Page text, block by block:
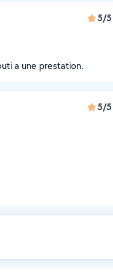
5/5
a une prestation.
5/5